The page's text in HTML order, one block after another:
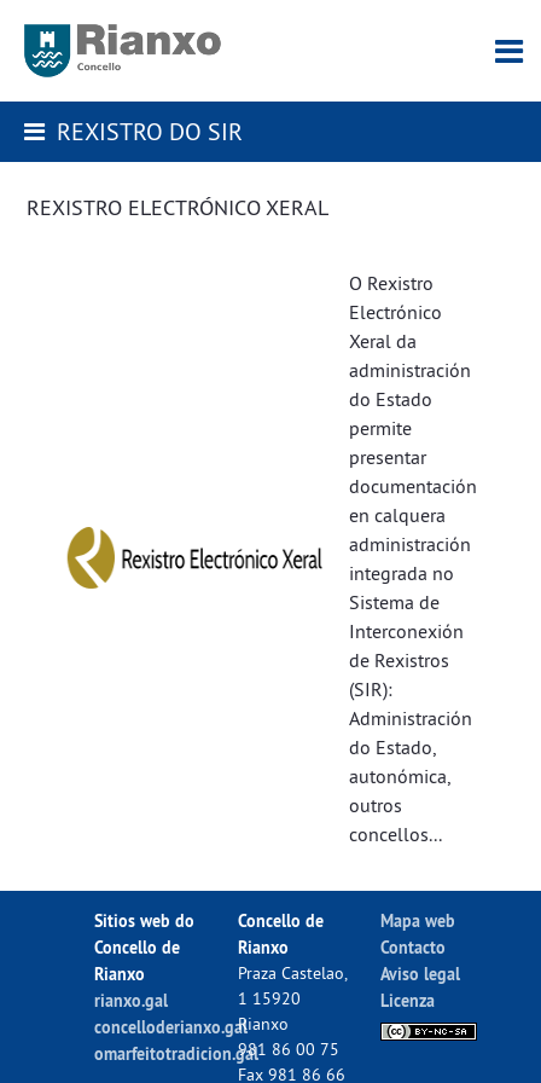
REXISTRO DO SIR
REXISTRO ELECTRÓNICO XERAL
O Rexistro
Electrónico
Xeral da
administración
do Estado
permite
presentar
documentación
en calquera
administración
integrada no
Sistema de
Interconexión
de Rexistros
(SIR):
Administración
do Estado,
autonómica,
outros
concellos...
Sitios web do
Concello de
Rianxo
rianxo.gal
concelloderianxo.gal
omarfeitotradicion.gal
Concello de
Rianxo
Praza Castelao,
1 15920
Rianxo
981 86 00 75
Fax 981 86 66
Mapa web
Contacto
Aviso legal
Licenza